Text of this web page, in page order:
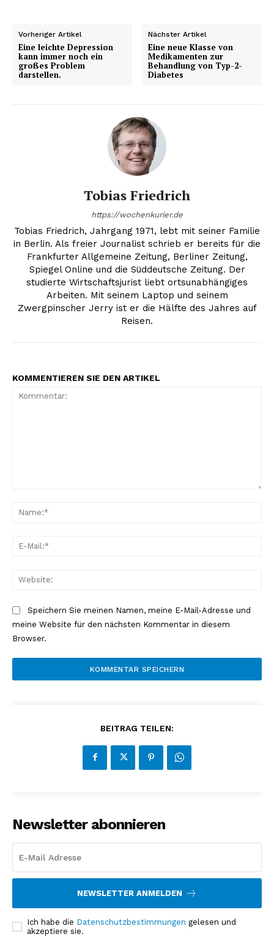
Vorheriger Artikel
Eine leichte Depression
kann immer noch ein
großes Problem
darstellen.
Nächster Artikel
Eine neue Klasse von
Medikamenten zur
Behandlung von Typ-2-
Diabetes
Tobias Friedrich
https://wochenkurier.de
Tobias Friedrich, Jahrgang 1971, lebt mit seiner Familie
in Berlin. Als freier Journalist schrieb er bereits für die
Frankfurter Allgemeine Zeitung, Berliner Zeitung,
Spiegel Online und die Süddeutsche Zeitung. Der
studierte Wirtschaftsjurist liebt ortsunabhängiges
Arbeiten. Mit seinem Laptop und seinem
Zwergpinscher Jerry ist er die Hälfte des Jahres auf
Reisen.
KOMMENTIEREN SIE DEN ARTIKEL
Speichern Sie meinen Namen, meine E-Mail-Adresse und
meine Website für den nächsten Kommentar in diesem
Browser.
BEITRAG TEILEN:
Newsletter abonnieren
NEWSLETTER ANMELDEN
Ich habe die Datenschutzbestimmungen gelesen und
akzeptiere sie.